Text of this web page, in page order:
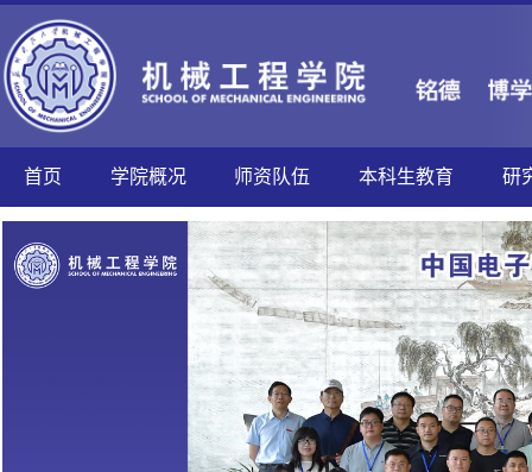
首页 学院概况 师资队伍 本科生教育 研